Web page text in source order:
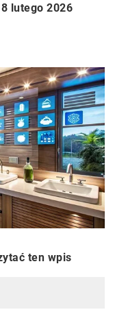
8 lutego 2026
ten wpis